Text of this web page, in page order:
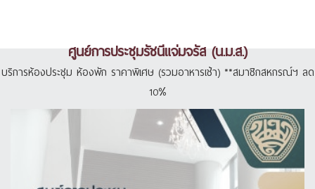
ศูนย์การประชุมรัชนีแจ่มจรัส (น.ม.ส.)
บริการห้องประชุม ห้องพัก ราคาพิเศษ (รวมอาหารเช้า) **สมาชิกสหกรณ์ฯ ลด
10%